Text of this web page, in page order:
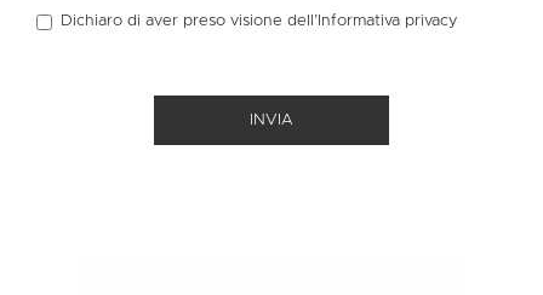
Dichiaro di aver preso visione dell’Informativa privacy
INVIA